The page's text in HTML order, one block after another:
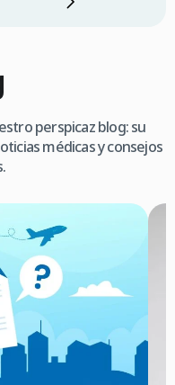
perspicaz blog: su
médicas y consejos